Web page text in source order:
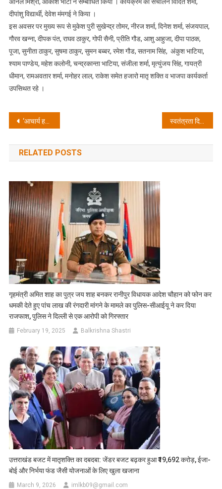
दीपांशु विद्यार्थी, देवेश मंमगई ने किया ।
इस अवसर पर मुख्य रूप से मुकेश पुरी सुखेन्द्र तोमर, नीरज शर्मा, दिनेश शर्मा, संजयपाल,
गौरव खन्ना, दीपक पंत, राघव ठाकुर, गोपी सैनी, प्रीति गौड, आशु आहुजा, दीपा पाठक,
पूजा, सुनीता ठाकुर, सुषमा ठाकुर, सुमन बब्बर, रमेश गौड, सतनाम सिंह, अंकुश भाटिया,
श्याम पाण्डेय, महेश कलोनी, चन्द्रकान्ता भाटिया, संजीला शर्मा, मृत्युंजय सिंह, गायत्री
धीमान, रामअवतार शर्मा, मनोहर लाल, राकेश समेत हजारो मातृ शक्ति व भाजपा कार्यकर्ता
उपसिथत रहे ।
Post
navigation
‘आचार्य हरिसिंह त्यागी छात्रवृत्ति’ सम्मान पर वंशिका एवं कशिश ने मारी बाजी
RELATED POSTS
गृहमंत्री अमित शाह का पुत्र जय शाह बनकर रानीपुर विधायक आदेश चौहान को फोन कर
धमकी देते हुए पांच लाख की रंगदारी मांगने के मामले का पुलिस-सीआईयू ने कर दिया
राजफाश, पुलिस ने दिल्ली से एक आरोपी को गिरफ्तार
February 19, 2025 Balkrishna Shastri
उत्तराखंड बजट में मातृशक्ति का दबदबा: जेंडर बजट बढ़कर हुआ ₹19,692 करोड़, ईजा-
बोई और निर्भया फंड जैसी योजनाओं के लिए खुला खजाना
March 9, 2026 imlkb09@gmail.com